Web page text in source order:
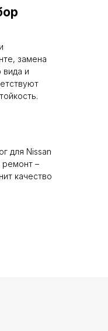
замена
вида и
для Nissan
ремонт –
качество